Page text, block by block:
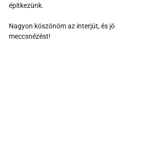
építkezünk.
Nagyon köszönöm az interjút, és jó
meccsnézést!